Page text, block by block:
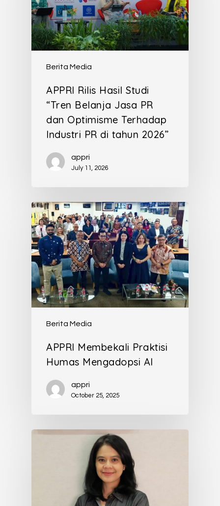
Berita Media
APPRI Rilis Hasil Studi
“Tren Belanja Jasa PR
dan Optimisme Terhadap
Industri PR di tahun 2026”
appri
July 11, 2026
Berita Media
APPRI Membekali Praktisi
Humas Mengadopsi AI
appri
October 25, 2025